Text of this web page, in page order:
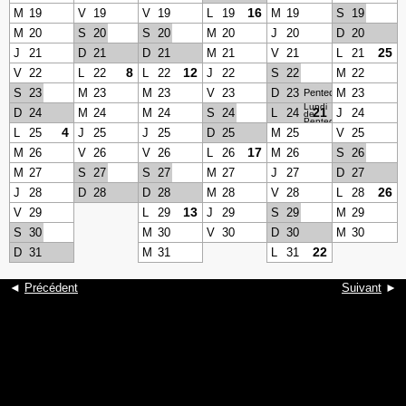
M 19 V 19 V 19 L 19 16 M 19 S
19
M 20 S 20 S 20 M 20 J 20 D 20
J
21 D 21 D 21 M 21 V 21 L 21 25
V 22 L 22 8 L 22 12 J 22 S 22 M 22
S 23 M 23 M 23 V 23 D 23 Pentecôte
M 23
D 24 M 24 M 24 S 24 L 24 21
Lundi
de
Pentecôte
J
24
L
25 4 J 25 J 25 D 25 M 25 V 25
M 26 V 26 V 26 L 26 17 M 26 S 26
M 27 S 27 S 27 M 27 J 27 D 27
J
28 D 28 D 28 M 28 V 28 L 28 26
V 29 L 29 13 J 29 S 29 M 29
S 30 M 30 V 30 D 30 M 30
D 31 M 31 L 31 22
◄ Précédent Suivant ►